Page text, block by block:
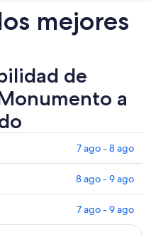
mejores
de
a
7 ago - 8 ago
8 ago - 9 ago
7 ago - 9 ago